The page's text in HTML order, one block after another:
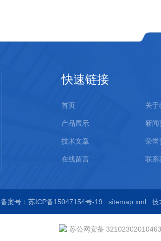
快速链接
首页 关于
产品展示 新闻
技术文章 荣誉
在线留言 联系
备案号：苏ICP备15047154号-19 sitemap.xml 技
苏公网安备 32102302010463